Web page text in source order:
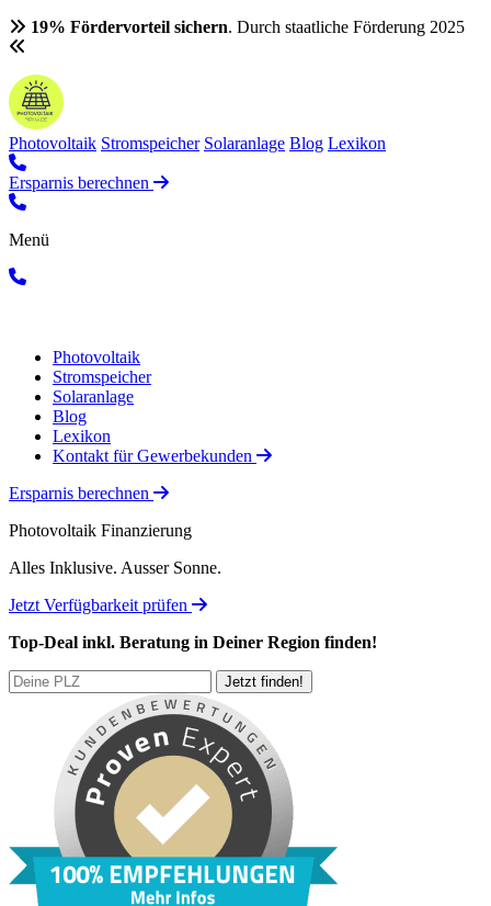
19% Fördervorteil sichern. Durch staatliche Förderung 2025
Photovoltaik Stromspeicher Solaranlage Blog Lexikon
Ersparnis berechnen
Menü
Photovoltaik
Stromspeicher
Solaranlage
Blog
Lexikon
Kontakt für Gewerbekunden
Ersparnis berechnen
Photovoltaik Finanzierung
Alles Inklusive. Ausser Sonne.
Jetzt Verfügbarkeit prüfen
Top-Deal inkl. Beratung in Deiner Region finden!